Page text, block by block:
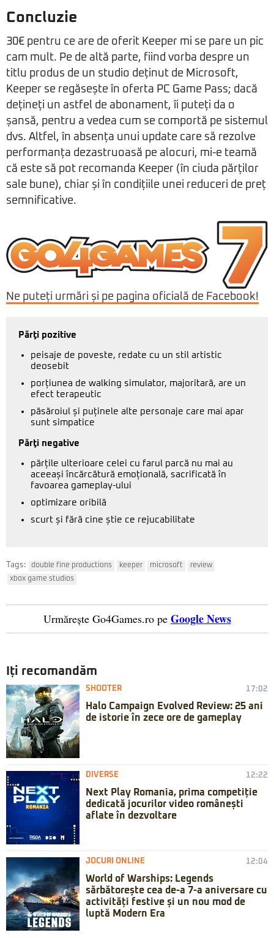
Concluzie
30€ pentru ce are de oferit Keeper mi se pare un pic
cam mult. Pe de altă parte, fiind vorba despre un
titlu produs de un studio deținut de Microsoft,
Keeper se regăsește în oferta PC Game Pass; dacă
dețineți un astfel de abonament, îi puteți da o
șansă, pentru a vedea cum se comportă pe sistemul
dvs. Altfel, în absența unui update care să rezolve
performanța dezastruoasă pe alocuri, mi-e teamă
că este să pot recomanda Keeper (în ciuda părților
sale bune), chiar și în condițiile unei reduceri de preț
semnificative.
Ne puteți urmări și pe pagina oficială de Facebook!
Părţi pozitive
peisaje de poveste, redate cu un stil artistic
deosebit
porțiunea de walking simulator, majoritară, are un
efect terapeutic
păsăroiul și puținele alte personaje care mai apar
sunt simpatice
Părţi negative
părțile ulterioare celei cu farul parcă nu mai au
aceeași încărcătură emoțională, sacrificată în
favoarea gameplay-ului
optimizare oribilă
scurt și fără cine știe ce rejucabilitate
Tags: double fine productions keeper microsoft
review
xbox game studios
Urmărește Go4Games.ro pe Google News
Iți recomandăm
SHOOTER 17:02
Halo Campaign Evolved Review: 25 ani
de istorie în zece ore de gameplay
DIVERSE 12:22
Next Play Romania, prima competiție
dedicată jocurilor video românești
aflate în dezvoltare
JOCURI ONLINE 12:04
World of Warships: Legends
sărbătorește cea de-a 7-a aniversare cu
activități festive și un nou mod de
luptă Modern Era